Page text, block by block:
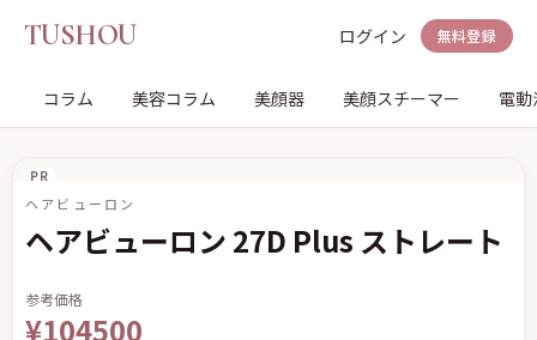
TUSHOU ログイン 無料登録
コラム 美容コラム 美顔器 美顔スチーマー 電
PR
ヘアビューロン
ヘアビューロン 27D Plus ストレート
参考価格
¥104500